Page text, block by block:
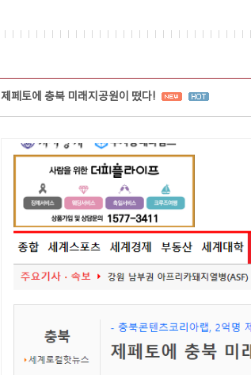
제페토에 충북 미래지공원이 떴다!